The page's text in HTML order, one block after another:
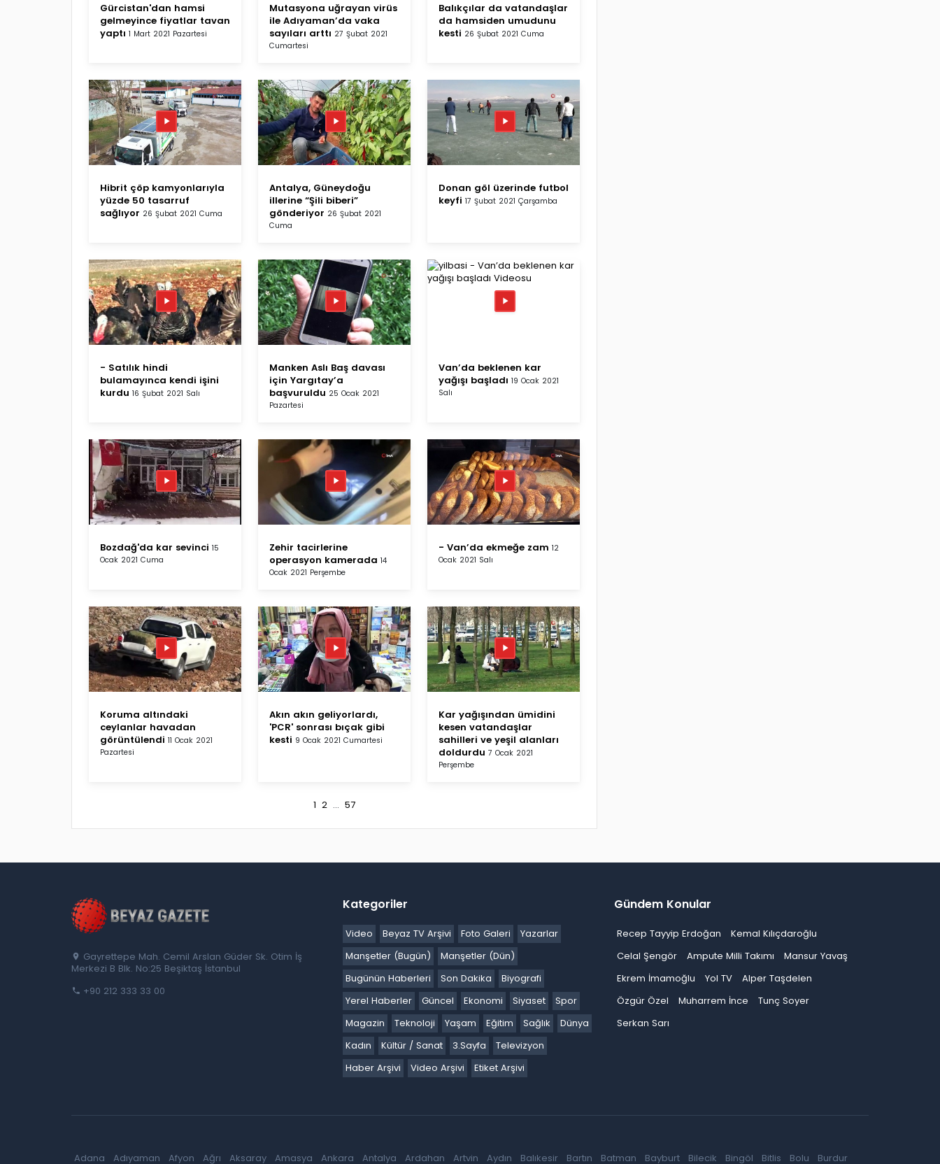
Gürcistan'dan hamsi
gelmeyince fiyatlar tavan
yaptı 1 Mart 2021 Pazartesi
Mutasyona uğrayan virüs
ile Adıyaman’da vaka
sayıları arttı 27 Şubat 2021
Cumartesi
Balıkçılar da vatandaşlar
da hamsiden umudunu
kesti 26 Şubat 2021 Cuma
Hibrit çöp kamyonlarıyla
yüzde 50 tasarruf
sağlıyor 26 Şubat 2021 Cuma
Antalya, Güneydoğu
illerine “Şili biberi”
gönderiyor 26 Şubat 2021
Cuma
Donan göl üzerinde futbol
keyfi 17 Şubat 2021 Çarşamba
- Satılık hindi
bulamayınca kendi işini
kurdu 16 Şubat 2021 Salı
Manken Aslı Baş davası
için Yargıtay’a
başvuruldu 25 Ocak 2021
Pazartesi
Van’da beklenen kar
yağışı başladı 19 Ocak 2021
Salı
Bozdağ'da kar sevinci 15
Ocak 2021 Cuma
Zehir tacirlerine
operasyon kamerada 14
Ocak 2021 Perşembe
- Van’da ekmeğe zam 12
Ocak 2021 Salı
Koruma altındaki
ceylanlar havadan
görüntülendi 11 Ocak 2021
Pazartesi
Akın akın geliyorlardı,
'PCR' sonrası bıçak gibi
kesti 9 Ocak 2021 Cumartesi
Kar yağışından ümidini
kesen vatandaşlar
sahilleri ve yeşil alanları
doldurdu 7 Ocak 2021
Perşembe
1 2 ... 57
Gayrettepe Mah. Cemil Arslan Güder Sk. Otim İş
Merkezi B Blk. No:25 Beşiktaş İstanbul
+90 212 333 33 00
Kategoriler
Video Beyaz TV Arşivi Foto Galeri
Yazarlar
Manşetler (Bugün)
Manşetler (Dün)
Bugünün Haberleri
Son Dakika
Biyografi
Yerel Haberler
Güncel Ekonomi Siyaset
Spor
Magazin
Teknoloji Yaşam Eğitim Sağlık
Dünya
Kadın
Kültür / Sanat 3.Sayfa
Televizyon
Haber Arşivi
Video Arşivi Etiket Arşivi
Gündem Konular
Recep Tayyip Erdoğan
Kemal Kılıçdaroğlu
Celal Şengör
Ampute Milli Takımı
Mansur Yavaş
Ekrem İmamoğlu
Yol TV
Alper Taşdelen
Özgür Özel
Muharrem İnce
Tunç Soyer
Serkan Sarı
Adana Adıyaman Afyon Ağrı Aksaray Amasya Ankara Antalya Ardahan Artvin Aydın Balıkesir Bartın Batman Bayburt Bilecik Bingöl Bitlis Bolu Burdur